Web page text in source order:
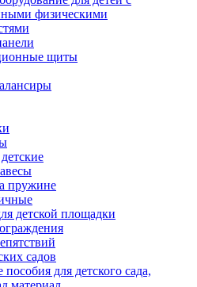
физическими
щиты
пружине
детской площадки
садов
для детского сада,